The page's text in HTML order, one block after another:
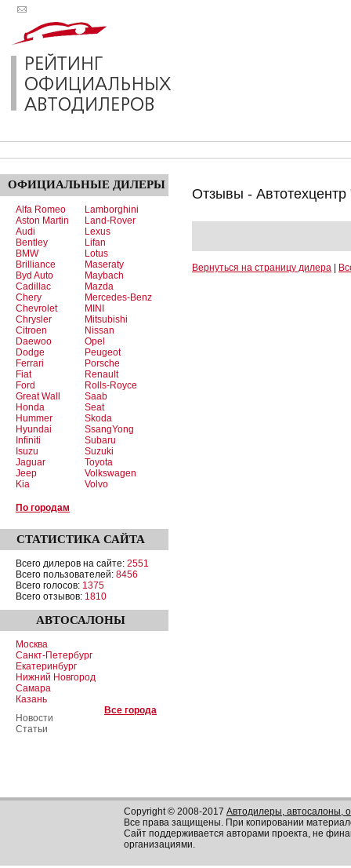
ОФИЦИАЛЬНЫЕ ДИЛЕРЫ
Alfa Romeo
Aston Martin
Audi
Bentley
BMW
Brilliance
Byd Auto
Cadillac
Chery
Chevrolet
Chrysler
Citroen
Daewoo
Dodge
Ferrari
Fiat
Ford
Great Wall
Honda
Hummer
Hyundai
Infiniti
Isuzu
Jaguar
Jeep
Kia
Lamborghini
Land-Rover
Lexus
Lifan
Lotus
Maseraty
Maybach
Mazda
Mercedes-Benz
MINI
Mitsubishi
Nissan
Opel
Peugeot
Porsche
Renault
Rolls-Royce
Saab
Seat
Skoda
SsangYong
Subaru
Suzuki
Toyota
Volkswagen
Volvo
По городам
СТАТИСТИКА САЙТА
Всего дилеров на сайте: 2551
Всего пользователей: 8456
Всего голосов: 1375
Всего отзывов: 1810
АВТОСАЛОНЫ
Москва
Санкт-Петербург
Екатеринбург
Нижний Новгород
Самара
Казань
Все города
Новости
Статьи
Отзывы -
Вернуться на страницу дилера
Copyright © 2008-2017 Автодилеры, автосалоны,
Все права защищены. При копировании
Сайт поддерживается авторами проекта, не
организациями.